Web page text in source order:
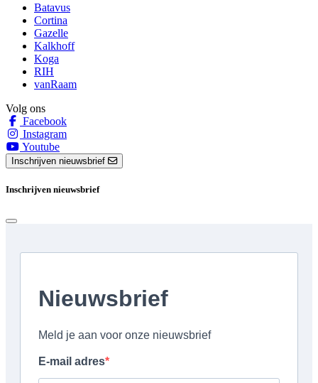
Batavus
Cortina
Gazelle
Kalkhoff
Koga
RIH
vanRaam
Volg ons
Facebook
Instagram
Youtube
Inschrijven nieuwsbrief
Inschrijven nieuwsbrief